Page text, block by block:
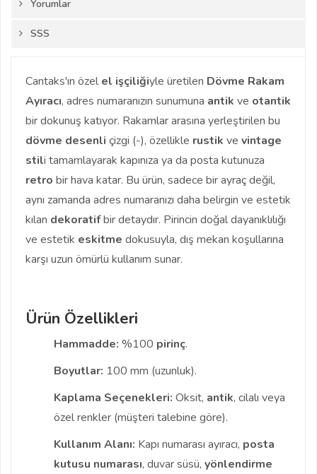
Yorumlar
SSS
Cantaks'ın özel el işçiliğiyle üretilen Dövme Rakam
Ayıracı, adres numaranızın sunumuna antik ve otantik
bir dokunuş katıyor. Rakamlar arasına yerleştirilen bu
dövme desenli çizgi (-), özellikle rustik ve vintage
stili tamamlayarak kapınıza ya da posta kutunuza
retro bir hava katar. Bu ürün, sadece bir ayraç değil,
aynı zamanda adres numaranızı daha belirgin ve estetik
kılan dekoratifbir detaydır. Pirincin doğal dayanıklılığı
ve estetik eskitme dokusuyla, dış mekan koşullarına
karşı uzun ömürlü kullanım sunar.
Ürün Özellikleri
Hammadde: %100 pirinç.
Boyutlar: 100 mm (uzunluk).
Kaplama Seçenekleri: Oksit, antik, cilalı veya
özel renkler (müşteri talebine göre).
Kullanım Alanı: Kapı numarası ayıracı, posta
kutusu numarası, duvar süsü, yönlendirme